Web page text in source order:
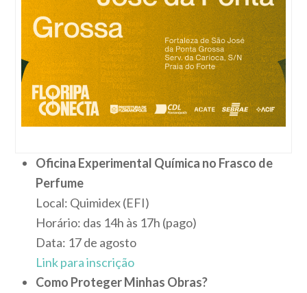
Oficina Experimental Química no Frasco de
Perfume
Local: Quimidex (EFI)
Horário: das 14h às 17h (pago)
Data: 17 de agosto
Link para inscrição
Como Proteger Minhas Obras?